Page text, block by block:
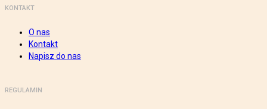
KONTAKT
O nas
Kontakt
Napisz do nas
REGULAMIN